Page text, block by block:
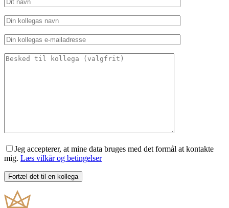
Jeg accepterer, at mine data bruges med det formål at kontakte
mig. Læs vilkår og betingelser